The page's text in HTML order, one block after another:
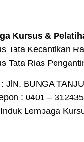
Kursus &
Tata Kecantikan
Tata Rias
JlN. BUNGA
: 0401 –
Lembaga